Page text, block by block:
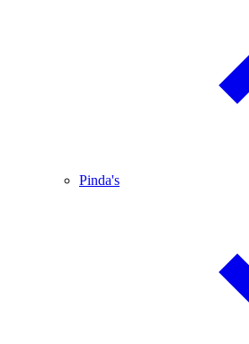
Pinda's